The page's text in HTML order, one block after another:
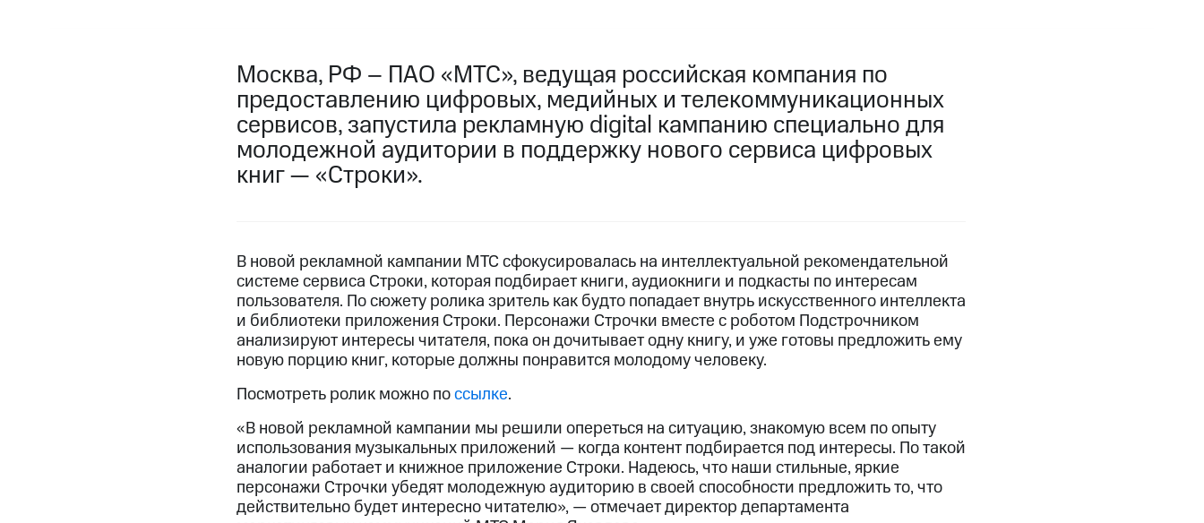
Москва, РФ – ПАО «МТС», ведущая российская компания по
предоставлению цифровых, медийных и телекоммуникационных
сервисов, запустила рекламную digital кампанию специально для
молодежной аудитории в поддержку нового сервиса цифровых
книг — «Строки».
В новой рекламной кампании МТС сфокусировалась на интеллектуальной рекомендательной
системе сервиса Строки, которая подбирает книги, аудиокниги и подкасты по интересам
пользователя. По сюжету ролика зритель как будто попадает внутрь искусственного интеллекта
и библиотеки приложения Строки. Персонажи Строчки вместе с роботом Подстрочником
анализируют интересы читателя, пока он дочитывает одну книгу, и уже готовы предложить ему
новую порцию книг, которые должны понравится молодому человеку.
Посмотреть ролик можно поссылке.
«В новой рекламной кампании мы решили опереться на ситуацию, знакомую всем по опыту
использования музыкальных приложений — когда контент подбирается под интересы. По такой
аналогии работает и книжное приложение Строки. Надеюсь, что наши стильные, яркие
персонажи Строчки убедят молодежную аудиторию в своей способности предложить то, что
действительно будет интересно читателю», — отмечает директор департамента